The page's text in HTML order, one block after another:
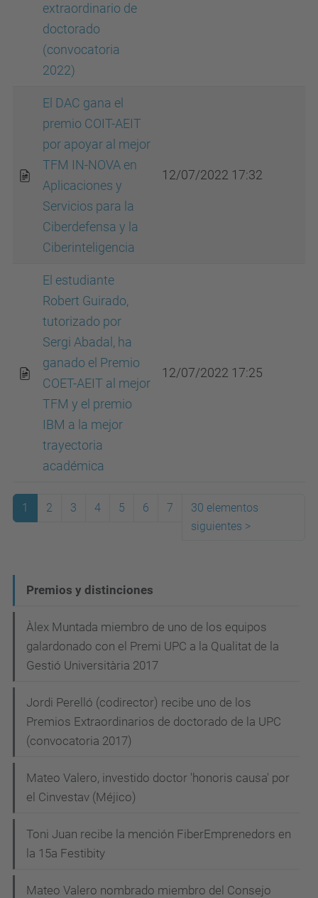
extraordinario de
doctorado
(convocatoria
2022)
El DAC gana el
premio COIT-AEIT
por apoyar al mejor
TFM IN-NOVA en
Aplicaciones y
Servicios para la
Ciberdefensa y la
Ciberinteligencia
12/07/2022 17:32
El estudiante
Robert Guirado,
tutorizado por
Sergi Abadal, ha
ganado el Premio
COET-AEIT al mejor
TFM y el premio
IBM a la mejor
trayectoria
académica
12/07/2022 17:25
1 2 3 4 5 6 7
30 elementos
siguientes >
a
g
i
n
Premios y distinciones
Àlex Muntada miembro de uno de los equipos
galardonado con el Premi UPC a la Qualitat de la
Gestió Universitària 2017
Jordi Perelló (codirector) recibe uno de los
Premios Extraordinarios de doctorado de la UPC
(convocatoria 2017)
Mateo Valero, investido doctor 'honoris causa' por
el Cinvestav (Méjico)
Toni Juan recibe la mención FiberEmprenedors en
la 15a Festibity
Mateo Valero nombrado miembro del Consejo